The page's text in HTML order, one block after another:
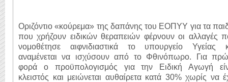
Οριζόντιο «κούρεμα» της δαπάνης του ΕΟΠYΥ για τα
που χρήζουν ειδικών θεραπειών φέρνουν οι αλλαγές
νομοθέτησε αιφνιδιαστικά το υπουργείο Υγείας
αναμένεται να ισχύσουν από το Φθινόπωρο. Για
φορά ο προϋπολογισμός για την Ειδική Αγωγή
κλειστός και μειώνεται αυθαίρετα κατά 30% χωρίς να